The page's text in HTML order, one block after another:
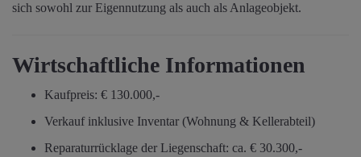
sich sowohl zur Eigennutzung als auch als Anlageobjekt.
Wirtschaftliche Informationen
Kaufpreis: € 130.000,-
Verkauf inklusive Inventar (Wohnung & Kellerabteil)
Reparaturrücklage der Liegenschaft: ca. € 30.300,-